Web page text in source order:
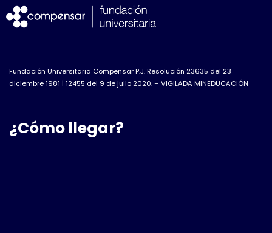
Fundación Universitaria Compensar P.J. Resolución 23635 del 23
diciembre 1981 | 12455 del 9 de julio 2020. – VIGILADA MINEDUCACIÓN
¿Cómo llegar?